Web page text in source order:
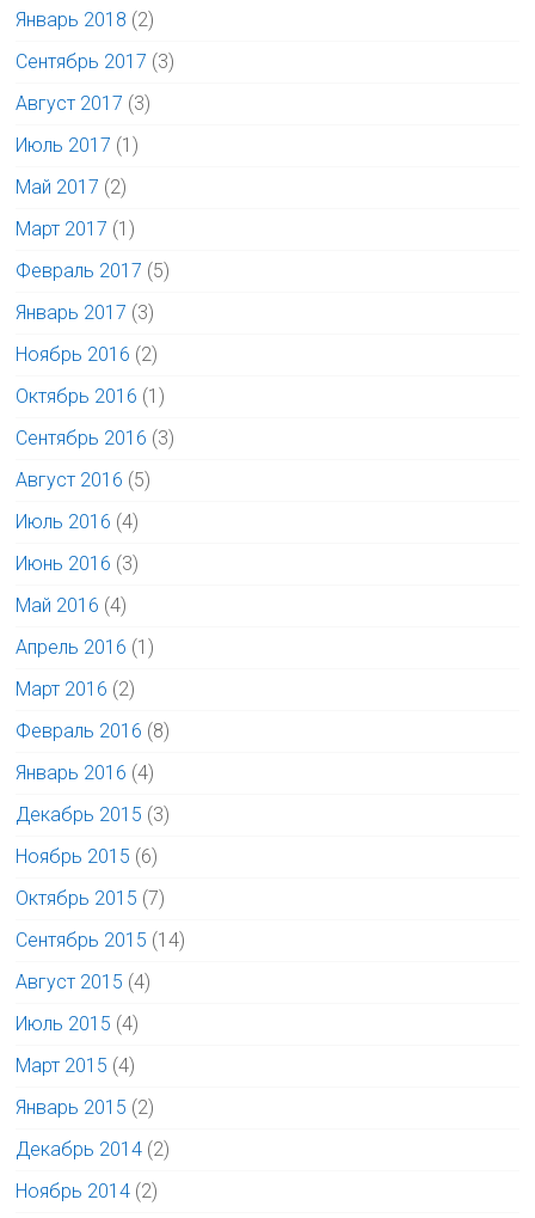
Январь 2018 (2)
Сентябрь 2017 (3)
Август 2017 (3)
Июль 2017 (1)
Май 2017 (2)
Март 2017 (1)
Февраль 2017 (5)
Январь 2017 (3)
Ноябрь 2016 (2)
Октябрь 2016 (1)
Сентябрь 2016 (3)
Август 2016 (5)
Июль 2016 (4)
Июнь 2016 (3)
Май 2016 (4)
Апрель 2016 (1)
Март 2016 (2)
Февраль 2016 (8)
Январь 2016 (4)
Декабрь 2015 (3)
Ноябрь 2015 (6)
Октябрь 2015 (7)
Сентябрь 2015 (14)
Август 2015 (4)
Июль 2015 (4)
Март 2015 (4)
Январь 2015 (2)
Декабрь 2014 (2)
Ноябрь 2014 (2)